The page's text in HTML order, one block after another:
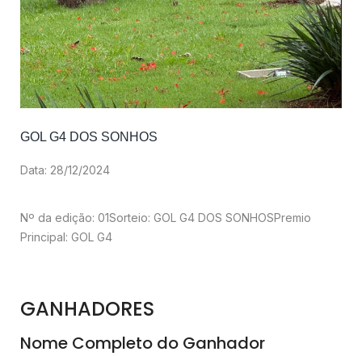
GOL G4 DOS SONHOS
Data: 28/12/2024
Nº da edição: 01Sorteio: GOL G4 DOS SONHOSPremio
Principal: GOL G4
GANHADORES
Nome Completo do Ganhador